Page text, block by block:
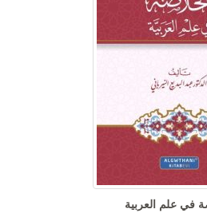
في علم العربية